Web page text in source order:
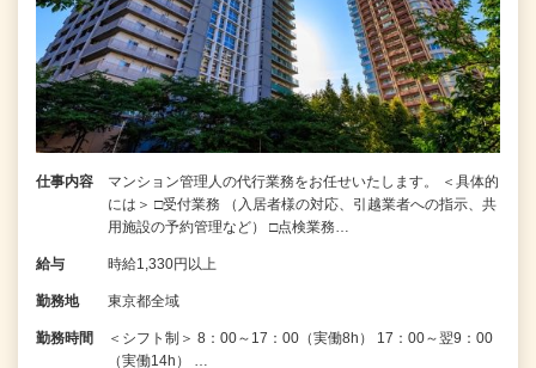
仕事内容
マンション管理人の代行業務をお任せいたします。 ＜具体的
には＞ □受付業務 （入居者様の対応、引越業者への指示、共
用施設の予約管理など） □点検業務…
給与 時給1,330円以上
勤務地 東京都全域
勤務時間
＜シフト制＞ 8：00～17：00（実働8h） 17：00～翌9：00
（実働14h） …